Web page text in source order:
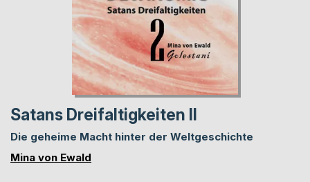
Satans Dreifaltigkeiten II
Die geheime Macht hinter der Weltgeschichte
Mina von Ewald